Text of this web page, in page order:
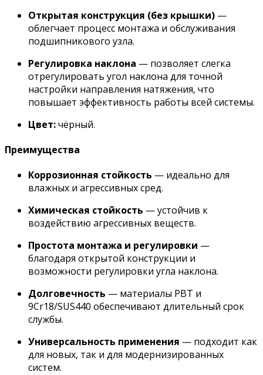
Открытая конструкция (без крышки) —
облегчает процесс монтажа и обслуживания
подшипникового узла.
Регулировка наклона — позволяет слегка
отрегулировать угол наклона для точной
настройки направления натяжения, что
повышает эффективность работы всей системы.
Цвет:чёрный.
Преимущества
Коррозионная стойкость — идеально для
влажных и агрессивных сред.
Химическая стойкость — устойчив к
воздействию агрессивных веществ.
Простота монтажа и регулировки —
благодаря открытой конструкции и
возможности регулировки угла наклона.
Долговечность — материалы PBT и
9Cr18/SUS440 обеспечивают длительный срок
службы.
Универсальность применения — подходит как
для новых, так и для модернизированных
систем.